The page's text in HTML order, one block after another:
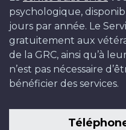
psychologique,
jours par année. Le
gratuitement aux
de la GRC, ainsi qu’à
n’est pas nécessaire
bénéficier des services.